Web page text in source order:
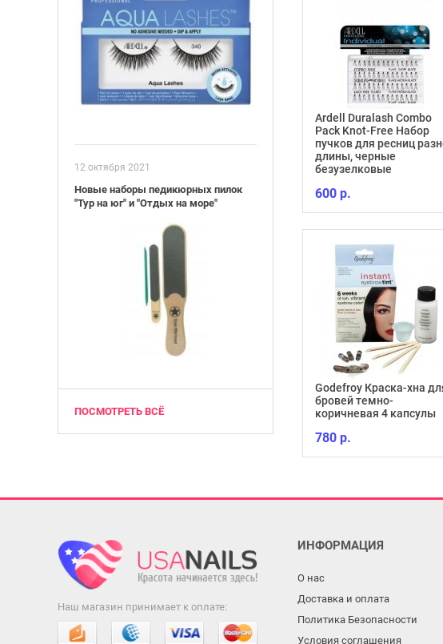
12 октября 2021
Новые наборы педикюрных пилок
"Тур на юг" и "Отдых на море"
ПОСМОТРЕТЬ ВСЁ
МЛ
1 598 р.
Гель-лак Lacomchir NC11
130 р.
Ardell Duralash Combo
Pack Knot-Free Набор
пучков для ресниц
длины, черные
безузелковые
600 р.
Godefroy Краска-хна
бровей темно-
коричневая 4 капсулы
780 р.
ИНФОРМАЦИЯ
О нас
Доставка и оплата
Политика Безопасности
Условия соглашения
Наш магазин принимает к оплате: